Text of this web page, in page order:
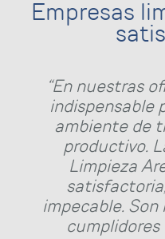
Empresas
“En nuestras
indispensable
ambiente de
productivo.
Limpieza
impecable.
cumplidores